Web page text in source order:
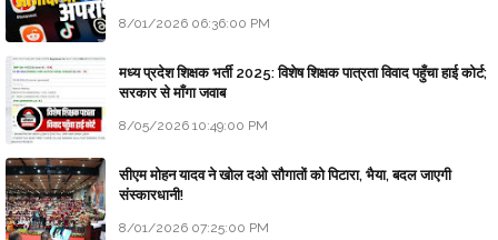
8/01/2026 06:36:00 PM
मध्य प्रदेश शिक्षक भर्ती 2025: विशेष शिक्षक पात्रता विवाद पहुँचा हाई कोर्ट;
सरकार से माँगा जवाब
8/05/2026 10:49:00 PM
सीएम मोहन यादव ने खोल दओ सौगातों को पिटारा, भैया, बदल जाएगी
संस्कारधानी!
8/01/2026 07:25:00 PM